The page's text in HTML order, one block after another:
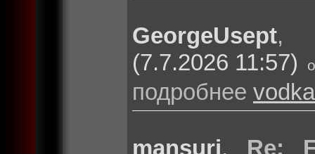
GeorgeUsept
(7.7.2026 11:57)
подробнее
mansuri, Re: